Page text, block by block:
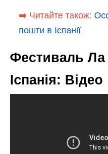
➡️ Читайте також:
пошти в Іспанії
Фестиваль Ла
Іспанія: Відео